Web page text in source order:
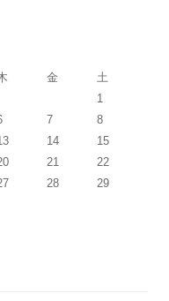
金
土
1
7
8
14
15
21
22
28
29